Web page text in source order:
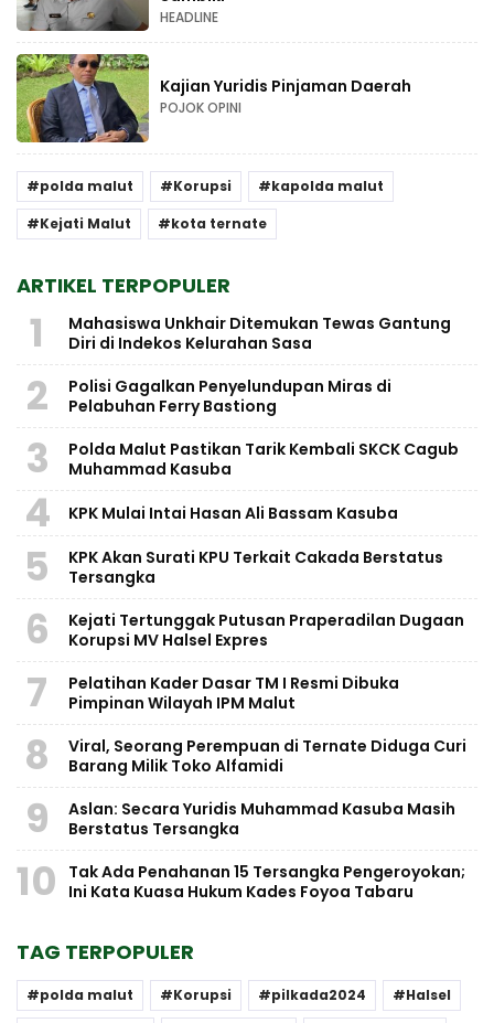
HEADLINE
Kajian Yuridis Pinjaman Daerah
POJOK OPINI
polda malut Korupsi
kapolda malut
Kejati Malut
kota ternate
ARTIKEL TERPOPULER
1
Mahasiswa Unkhair Ditemukan Tewas Gantung
Diri di Indekos Kelurahan Sasa
2
Polisi Gagalkan Penyelundupan Miras di
Pelabuhan Ferry Bastiong
3
Polda Malut Pastikan Tarik Kembali SKCK Cagub
Muhammad Kasuba
4 KPK Mulai Intai Hasan Ali Bassam Kasuba
5
KPK Akan Surati KPU Terkait Cakada Berstatus
Tersangka
6
Kejati Tertunggak Putusan Praperadilan Dugaan
Korupsi MV Halsel Expres
7
Pelatihan Kader Dasar TM I Resmi Dibuka
Pimpinan Wilayah IPM Malut
8
Viral, Seorang Perempuan di Ternate Diduga Curi
Barang Milik Toko Alfamidi
9
Aslan: Secara Yuridis Muhammad Kasuba Masih
Berstatus Tersangka
10
Tak Ada Penahanan 15 Tersangka Pengeroyokan;
Ini Kata Kuasa Hukum Kades Foyoa Tabaru
TAG TERPOPULER
polda malut Korupsi pilkada2024
Halsel